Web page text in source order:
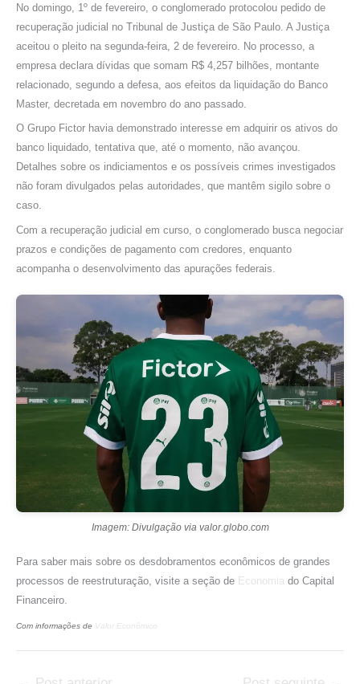
No domingo, 1º de fevereiro, o conglomerado protocolou pedido de
recuperação judicial no Tribunal de Justiça de São Paulo. A Justiça
aceitou o pleito na segunda-feira, 2 de fevereiro. No processo, a
empresa declara dívidas que somam R$ 4,257 bilhões, montante
relacionado, segundo a defesa, aos efeitos da liquidação do Banco
Master, decretada em novembro do ano passado.
O Grupo Fictor havia demonstrado interesse em adquirir os ativos do
banco liquidado, tentativa que, até o momento, não avançou.
Detalhes sobre os indiciamentos e os possíveis crimes investigados
não foram divulgados pelas autoridades, que mantêm sigilo sobre o
caso.
Com a recuperação judicial em curso, o conglomerado busca negociar
prazos e condições de pagamento com credores, enquanto
acompanha o desenvolvimento das apurações federais.
Imagem: Divulgação via valor.globo.com
Para saber mais sobre os desdobramentos econômicos de grandes
processos de reestruturação, visite a seção de Economia do Capital
Financeiro.
Com informações de Valor Econômico